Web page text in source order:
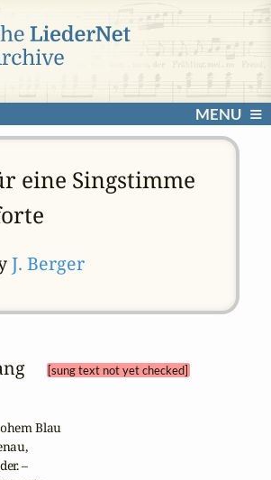
MENU
eine Singstimme
J. Berger
[sung text not yet checked]
Blau
–